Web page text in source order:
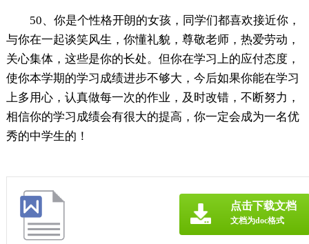
50、你是个性格开朗的女孩，同学们都喜欢接近你，
与你在一起谈笑风生，你懂礼貌，尊敬老师，热爱劳动，
关心集体，这些是你的长处。但你在学习上的应付态度，
使你本学期的学习成绩进步不够大，今后如果你能在学习
上多用心，认真做每一次的作业，及时改错，不断努力，
相信你的学习成绩会有很大的提高，你一定会成为一名优
秀的中学生的！
点击下载文档
文档为doc格式